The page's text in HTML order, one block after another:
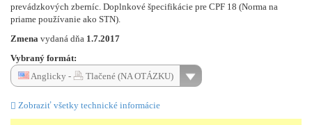
prevádzkových zberníc. Doplnkové špecifikácie pre CPF 18 (Norma na
priame používanie ako STN).
Zmena vydaná dňa 1.7.2017
Vybraný formát:
Anglicky -
Tlačené (NA OTÁZKU)
Zobraziť všetky technické informácie